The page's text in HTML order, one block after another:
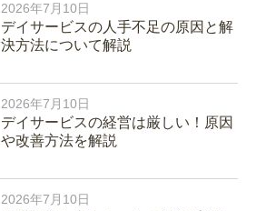
2026年7月10日
デイサービスの人手不足の原因と解
決方法について解説
2026年7月10日
デイサービスの経営は厳しい！原因
や改善方法を解説
2026年7月10日